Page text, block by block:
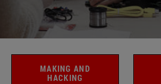
MAKING AND
HACKING